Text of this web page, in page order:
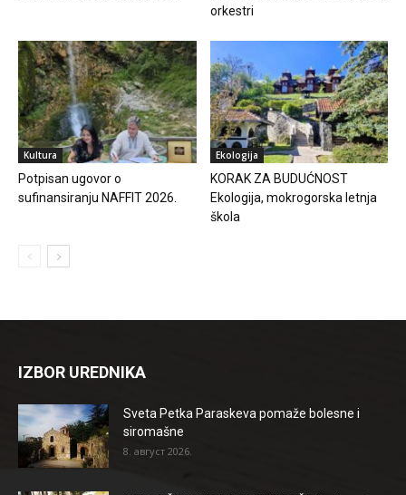
orkestri
Kultura
Potpisan ugovor o
sufinansiranju NAFFIT 2026.
Ekologija
KORAK ZA BUDUĆNOST
Ekologija, mokrogorska letnja
škola
IZBOR UREDNIKA
Sveta Petka Paraskeva pomaže bolesne i
siromašne
8. август 2026.